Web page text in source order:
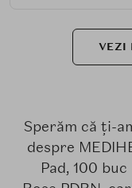
VEZI
Sperăm că ți-
despre
Pad, 100